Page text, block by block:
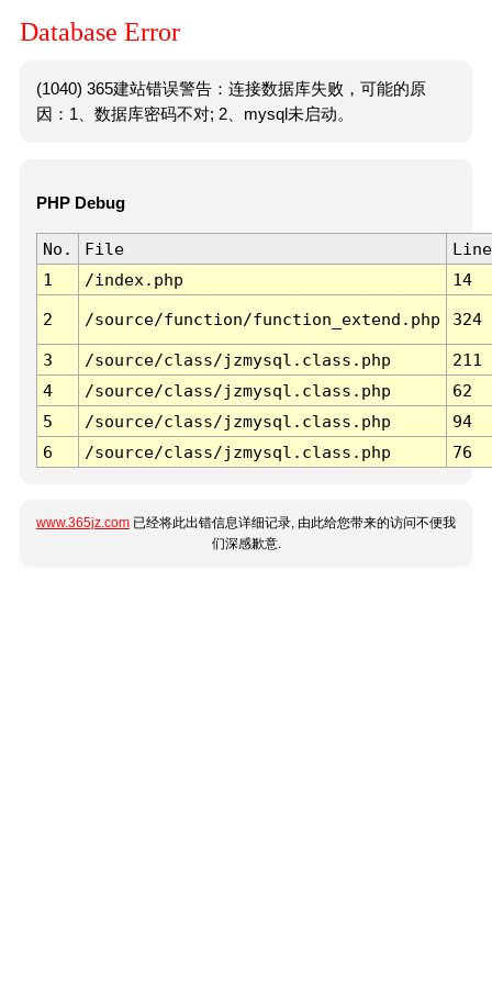
Database Error
(1040) 365建站错误警告：连接数据库失败，可能的原
因：1、数据库密码不对; 2、mysql未启动。
PHP Debug
No. File
Line
1
/index.php 14
2 /source/function/function_extend.php 324
3 /source/class/jzmysql.class.php
211
4
/source/class/jzmysql.class.php
62
5
/source/class/jzmysql.class.php
94
6
/source/class/jzmysql.class.php 76
www.365jz.com 已经将此出错信息详细记录, 由此给您带来的访问不便我
们深感歉意.